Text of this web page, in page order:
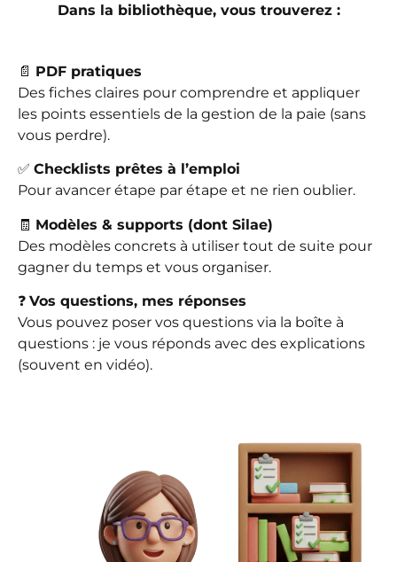
Dans la bibliothèque, vous trouverez :
📄 PDF pratiques
Des fiches claires pour comprendre et appliquer
les points essentiels de la gestion de la paie (sans
vous perdre).
✅ Checklists prêtes à l’emploi
Pour avancer étape par étape et ne rien oublier.
🧾 Modèles & supports (dont Silae)
Des modèles concrets à utiliser tout de suite pour
gagner du temps et vous organiser.
❓ Vos questions, mes réponses
Vous pouvez poser vos questions via la boîte à
questions : je vous réponds avec des explications
(souvent en vidéo).